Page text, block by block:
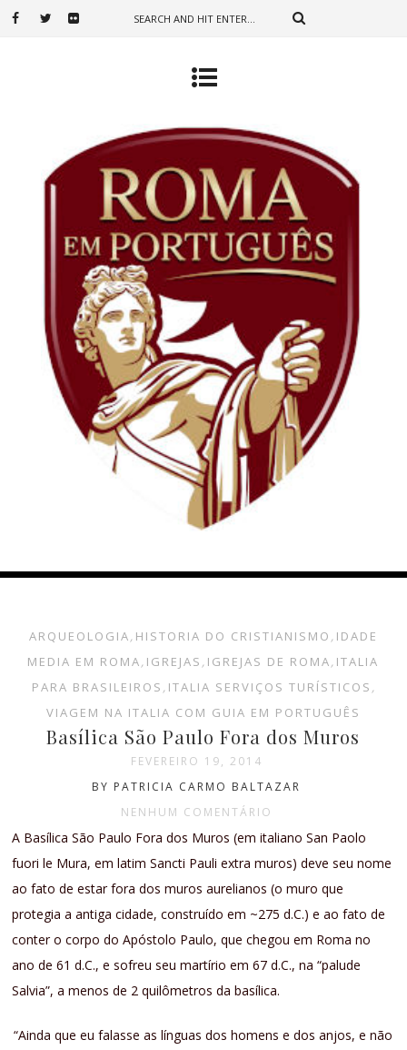
ARQUEOLOGIA, HISTORIA DO CRISTIANISMO , IDADE
MEDIA EM ROMA, IGREJAS , IGREJAS DE ROMA, ITALIA
PARA BRASILEIROS , ITALIA SERVIÇOS TURÍSTICOS ,
VIAGEM NA ITALIA COM GUIA EM PORTUGUÊS
Basílica São Paulo Fora dos Muros
FEVEREIRO 19, 2014
BY PATRICIA CARMO BALTAZAR
NENHUM COMENTÁRIO
A Basílica São Paulo Fora dos Muros (em italiano San Paolo
fuori le Mura, em latim Sancti Pauli extra muros) deve seu nome
ao fato de estar fora dos muros aurelianos (o muro que
protegia a antiga cidade, construído em ~275 d.C.) e ao fato de
conter o corpo do Apóstolo Paulo, que chegou em Roma no
ano de 61 d.C., e sofreu seu martírio em 67 d.C., na “palude
Salvia”, a menos de 2 quilômetros da basílica.
“Ainda que eu falasse as línguas dos homens e dos anjos, e não